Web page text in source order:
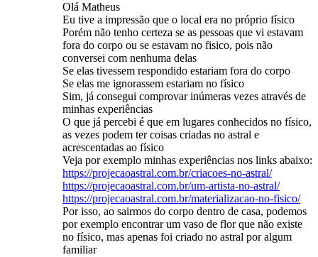
Olá Matheus
Eu tive a impressão que o local era no próprio físico
Porém não tenho certeza se as pessoas que vi estavam
fora do corpo ou se estavam no fisico, pois não
conversei com nenhuma delas
Se elas tivessem respondido estariam fora do corpo
Se elas me ignorassem estariam no físico
Sim, já consegui comprovar inúmeras vezes através de
minhas experiências
O que já percebi é que em lugares conhecidos no físico,
as vezes podem ter coisas criadas no astral e
acrescentadas ao físico
Veja por exemplo minhas experiências nos links abaixo:
https://projecaoastral.com.br/criacoes-no-astral/
https://projecaoastral.com.br/um-artista-no-astral/
https://projecaoastral.com.br/materializacao-no-fisico/
Por isso, ao sairmos do corpo dentro de casa, podemos
por exemplo encontrar um vaso de flor que não existe
no físico, mas apenas foi criado no astral por algum
familiar